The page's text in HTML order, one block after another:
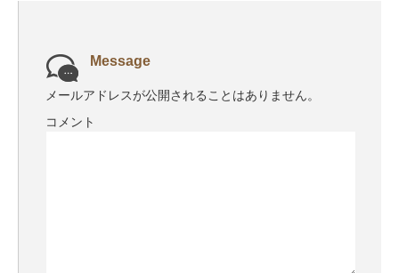
Message
メールアドレスが公開されることはありません。
コメント